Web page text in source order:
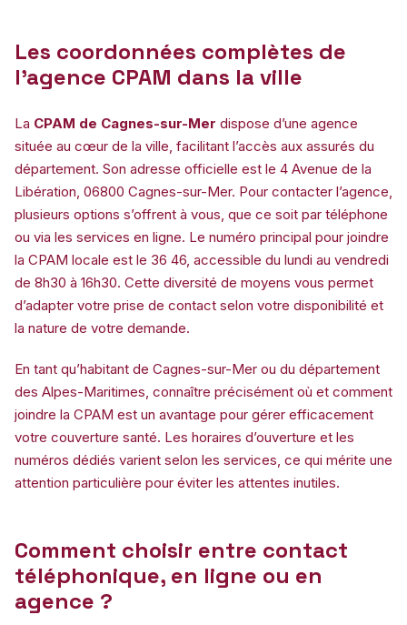
Les coordonnées complètes de
l’agence CPAM dans la ville
La CPAM de Cagnes-sur-Mer dispose d’une agence
située au cœur de la ville, facilitant l’accès aux assurés du
département. Son adresse officielle est le 4 Avenue de la
Libération, 06800 Cagnes-sur-Mer. Pour contacter l’agence,
plusieurs options s’offrent à vous, que ce soit par téléphone
ou via les services en ligne. Le numéro principal pour joindre
la CPAM locale est le 36 46, accessible du lundi au vendredi
de 8h30 à 16h30. Cette diversité de moyens vous permet
d’adapter votre prise de contact selon votre disponibilité et
la nature de votre demande.
En tant qu’habitant de Cagnes-sur-Mer ou du département
des Alpes-Maritimes, connaître précisément où et comment
joindre la CPAM est un avantage pour gérer efficacement
votre couverture santé. Les horaires d’ouverture et les
numéros dédiés varient selon les services, ce qui mérite une
attention particulière pour éviter les attentes inutiles.
Comment choisir entre contact
téléphonique, en ligne ou en
agence ?